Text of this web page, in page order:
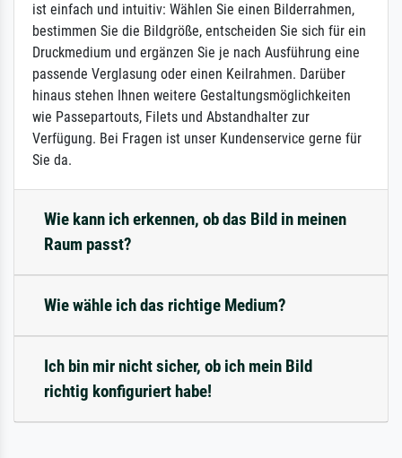
ist einfach und intuitiv: Wählen Sie einen Bilderrahmen,
bestimmen Sie die Bildgröße, entscheiden Sie sich für ein
Druckmedium und ergänzen Sie je nach Ausführung eine
passende Verglasung oder einen Keilrahmen. Darüber
hinaus stehen Ihnen weitere Gestaltungsmöglichkeiten
wie Passepartouts, Filets und Abstandhalter zur
Verfügung. Bei Fragen ist unser Kundenservice gerne für
Sie da.
Wie kann ich erkennen, ob das Bild in meinen
Raum passt?
Wie wähle ich das richtige Medium?
Ich bin mir nicht sicher, ob ich mein Bild
richtig konfiguriert habe!